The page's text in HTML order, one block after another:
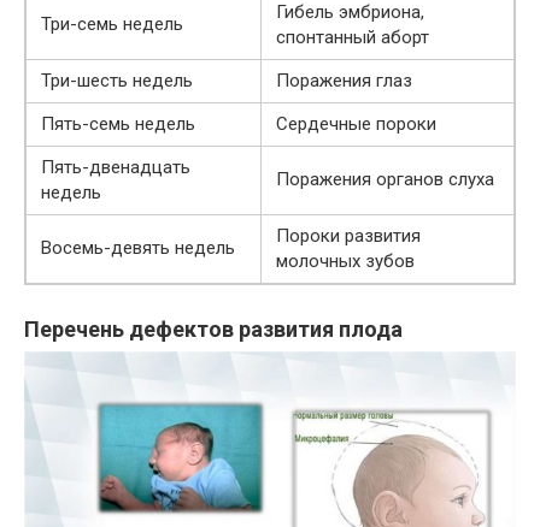
Три-семь недель
Гибель эмбриона,
спонтанный аборт
Три-шесть недель
Поражения глаз
Пять-семь недель
Сердечные пороки
Пять-двенадцать
недель
Поражения органов слуха
Восемь-девять недель
Пороки развития
молочных зубов
Перечень дефектов развития плода